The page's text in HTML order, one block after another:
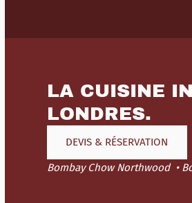
LA CUISINE
LONDRES.
DEVIS & RÉSERVATION
Bombay Chow Northwood